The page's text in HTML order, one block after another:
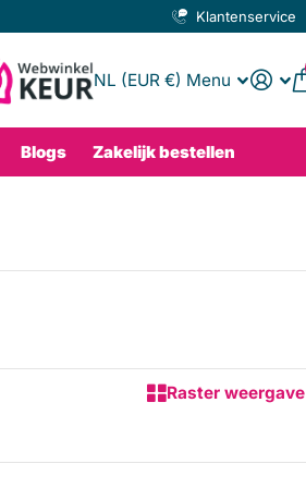
Klantenservice
NL (EUR €) Menu
Blogs Zakelijk bestellen
Raster weergave